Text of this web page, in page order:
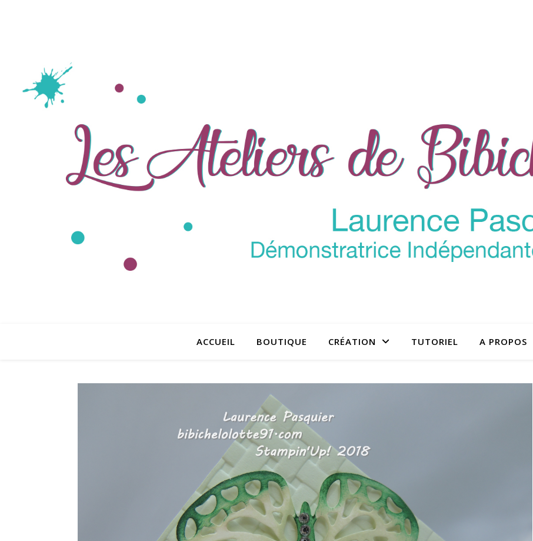
ACCUEIL BOUTIQUE CRÉATION TUTORIEL A PROPOS